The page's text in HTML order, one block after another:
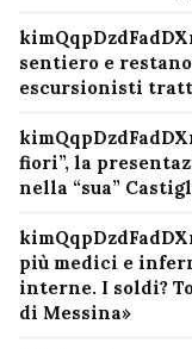
sentiero e
escursionisti
fiori”, la
nella “sua”
più medici e
interne. I soldi?
di Messina»